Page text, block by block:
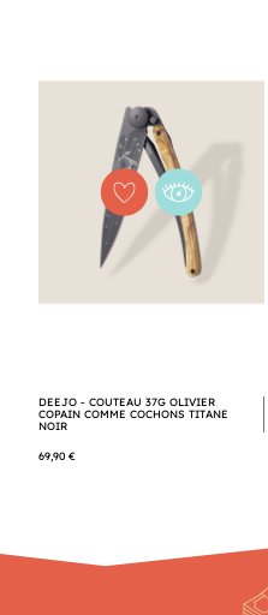
DEEJO - COUTEAU 37G OLIVIER
COPAIN COMME COCHONS TITANE
NOIR
69,90 €